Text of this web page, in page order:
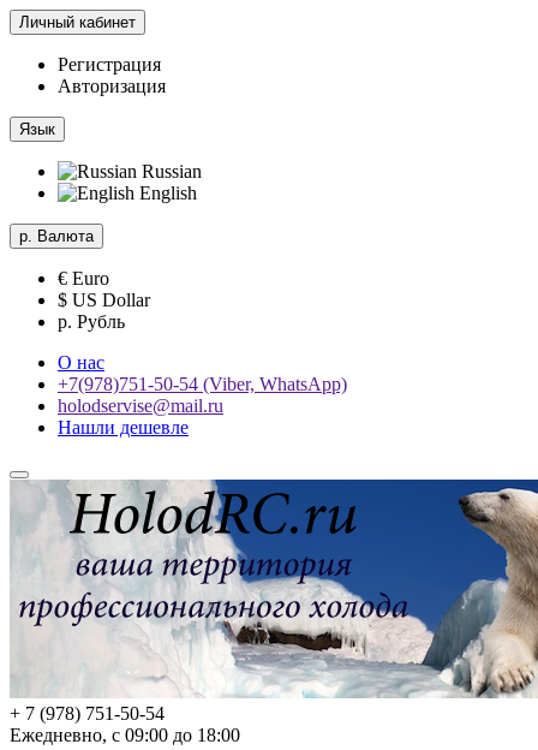
Личный кабинет
Регистрация
Авторизация
Язык
Russian
English
р. Валюта
€ Euro
$ US Dollar
р. Рубль
О нас
+7(978)751-50-54 (Viber, WhatsApp)
holodservise@mail.ru
Нашли дешевле
+ 7 (978) 751-50-54
Ежедневно, с 09:00 до 18:00